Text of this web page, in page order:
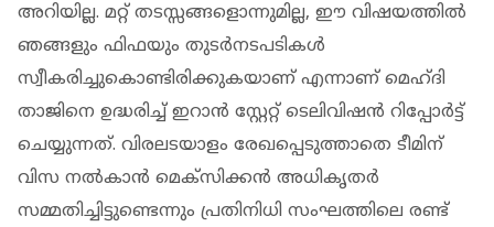
അറിയില്ല. മറ്റ് തടസ്സങ്ങളൊന്നുമില്ല, ഈ വിഷയത്തിൽ
ഞങ്ങളും ഫിഫയും തുടർനടപടികൾ
സ്വീകരിച്ചുകൊണ്ടിരിക്കുകയാണ് എന്നാണ് മെഹ്ദി
താജിനെ ഉദ്ധരിച്ച് ഇറാൻ സ്റ്റേറ്റ് ടെലിവിഷൻ റിപ്പോർട്ട്
ചെയ്യുന്നത്. വിരലടയാളം രേഖപ്പെടുത്താതെ ടീമിന്
വിസ നൽകാൻ മെക്സിക്കൻ അധികൃതർ
സമ്മതിച്ചിട്ടുണ്ടെന്നും പ്രതിനിധി സംഘത്തിലെ രണ്ട്